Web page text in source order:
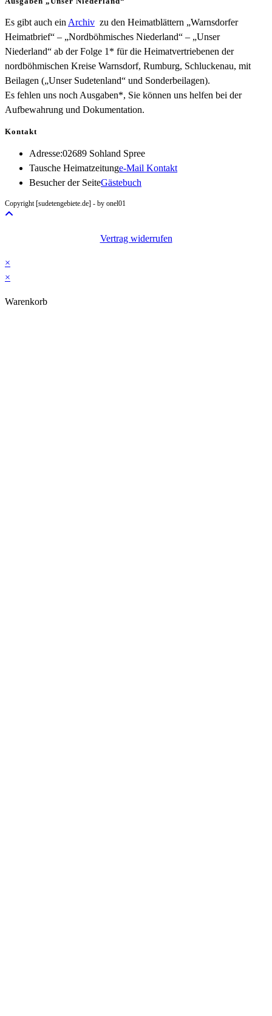
Es gibt auch ein Archiv zu den Heimatblättern „Warnsdorfer
Heimatbrief“ – „Nordböhmisches Niederland“ – „Unser
Niederland“ ab der Folge 1* für die Heimatvertriebenen der
nordböhmischen Kreise Warnsdorf, Rumburg, Schluckenau, mit
Beilagen („Unser Sudetenland“ und Sonderbeilagen).
Es fehlen uns noch Ausgaben*, Sie können uns helfen bei der
Aufbewahrung und Dokumentation.
Kontakt
Adresse:02689 Sohland Spree
Tausche Heimatzeitunge-Mail KontaktOpens
Besucher der SeiteGästebuch
Copyright [sudetengebiete.de] - by onel01
Vertrag widerrufen
×
×
Warenkorb